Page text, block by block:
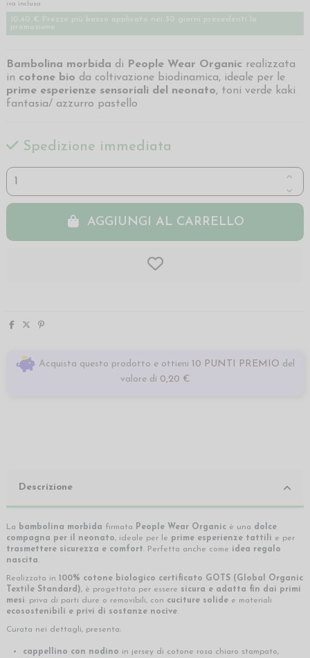
iva inclusa
10,40 € Prezzo più basso applicato nei 30 giorni precedenti la
promozione
Bambolina morbida di People Wear Organic realizzata
in cotone bio da coltivazione biodinamica, ideale per le
prime esperienze sensoriali del neonato, toni verde kaki
fantasia/ azzurro pastello
Spedizione immediata
AGGIUNGI AL CARRELLO
Acquista questo prodotto e ottieni 10 PUNTI PREMIO del
valore di 0,20 €
Descrizione
La bambolina morbida firmata People Wear Organic è una dolce
compagna per il neonato, ideale per le prime esperienze tattili e per
trasmettere sicurezza e comfort. Perfetta anche come idea regalo
nascita.
Realizzata in 100% cotone biologico certificato GOTS (Global Organic
Textile Standard), è progettata per essere sicura e adatta fin dai primi
mesi: priva di parti dure o removibili, con cuciture solide e materiali
ecosostenibili e privi di sostanze nocive.
Curata nei dettagli, presenta:
cappellino con nodino in jersey di cotone rosa chiaro stampato,